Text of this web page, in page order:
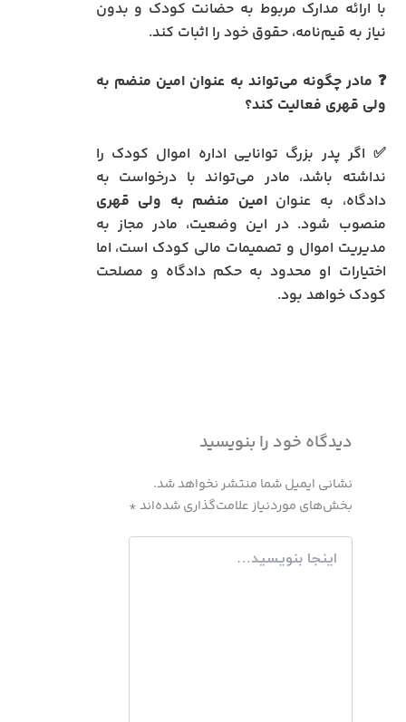
با ارائه مدارک مربوط به حضانت کودک و بدون
نیاز به قیم‌نامه، حقوق خود را اثبات کند.
❓ مادر چگونه می‌تواند به عنوان امین منضم به
ولی قهری فعالیت کند؟
✅ اگر پدر بزرگ توانایی اداره اموال کودک را
نداشته باشد، مادر می‌تواند با درخواست به
دادگاه، به عنوانامین منضم به ولی قهری
منصوب شود. در این وضعیت، مادر مجاز به
مدیریت اموال و تصمیمات مالی کودک است، اما
اختیارات او محدود به حکم دادگاه و مصلحت
کودک خواهد بود.
دیدگاه‌ خود را بنویسید
نشانی ایمیل شما منتشر نخواهد شد.
بخش‌های موردنیاز علامت‌گذاری شده‌اند *
اینجا
بنویسید…